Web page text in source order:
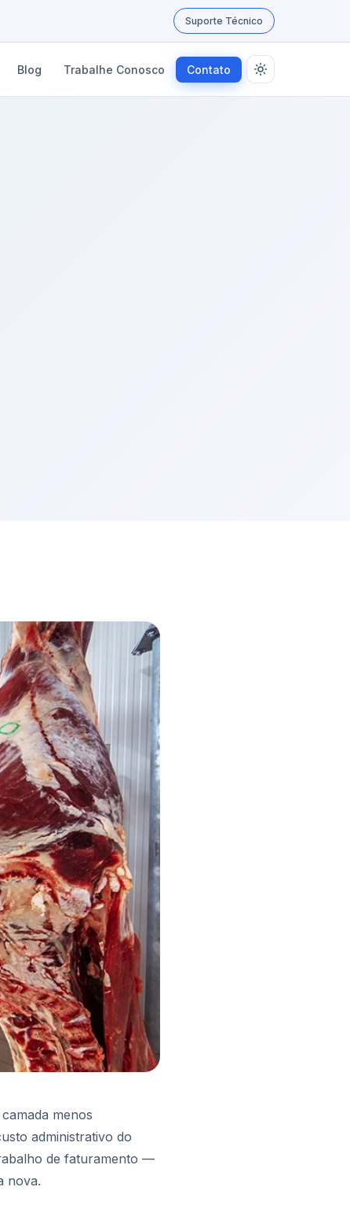
Suporte Técnico
Blog Trabalhe Conosco Contato
menos
administrativo do
de faturamento —
nova.